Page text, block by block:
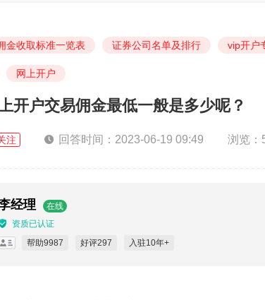
金收取标准一览表 证券公司名单及排行 vip开户
网上开户
开户交易佣金最低一般是多少呢？
注 回答时间：2023-06-19 09:49 浏览：
经理
在线
资质已认证
帮助9987
好评297 入驻10年+